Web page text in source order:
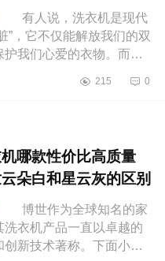
有人说，洗衣机是现代
”，它不仅能解放我们的双
护我们心爱的衣物。而选
，能让家务事变得轻松愉
215 0
哪款性价比高质量
朵白和星云灰的区别
博世作为全球知名的家
洗衣机产品一直以卓越的
创新技术著称。下面小编